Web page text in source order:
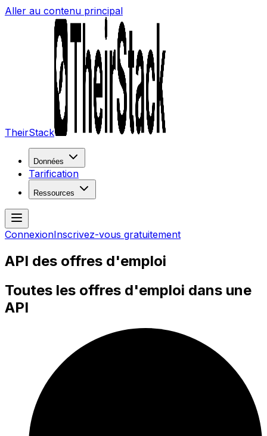
Aller au contenu principal
TheirStack
Données
Tarification
Ressources
ConnexionInscrivez-vous gratuitement
API des offres d'emploi
Toutes les offres d'emploi dans une
API